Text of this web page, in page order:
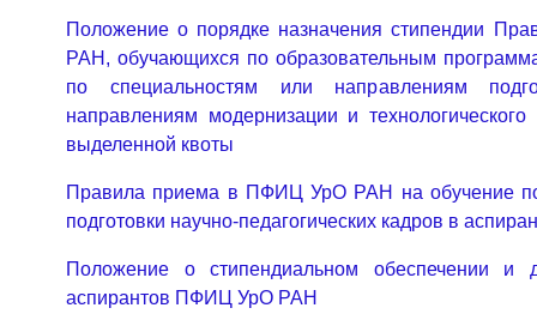
Положение о порядке назначения стипендии
РАН, обучающихся по образовательным
по специальностям или направлениям
направлениям модернизации и
выделенной квоты
Правила приема в ПФИЦ УрО РАН на обучение
подготовки научно-педагогических кадров в
Положение о стипендиальном обеспечении и
аспирантов ПФИЦ УрО РАН